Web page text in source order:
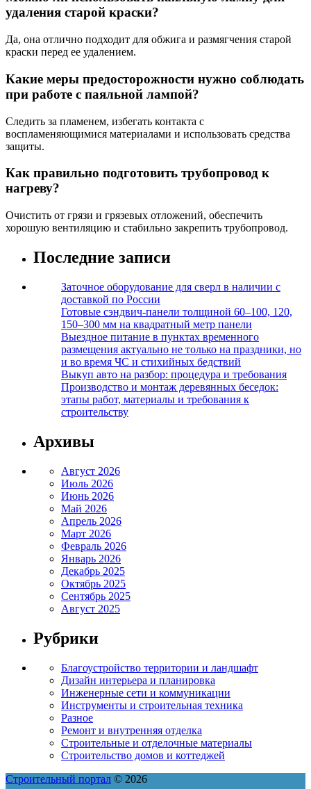
удаления старой краски?
Да, она отлично подходит для обжига и размягчения старой
краски перед ее удалением.
Какие меры предосторожности нужно соблюдать
при работе с паяльной лампой?
Следить за пламенем, избегать контакта с
воспламеняющимися материалами и использовать средства
защиты.
Как правильно подготовить трубопровод к
нагреву?
Очистить от грязи и грязевых отложений, обеспечить
хорошую вентиляцию и стабильно закрепить трубопровод.
Последние записи
Заточное оборудование для сверл в наличии с
доставкой по России
Готовые сэндвич-панели толщиной 60–100, 120,
150–300 мм на квадратный метр панели
Выездное питание в пунктах временного
размещения актуально не только на праздники, но
и во время ЧС и стихийных бедствий
Выкуп авто на разбор: процедура и требования
Производство и монтаж деревянных беседок:
этапы работ, материалы и требования к
строительству
Архивы
Август 2026
Июль 2026
Июнь 2026
Май 2026
Апрель 2026
Март 2026
Февраль 2026
Январь 2026
Декабрь 2025
Октябрь 2025
Сентябрь 2025
Август 2025
Рубрики
Благоустройство территории и ландшафт
Дизайн интерьера и планировка
Инженерные сети и коммуникации
Инструменты и строительная техника
Разное
Ремонт и внутренняя отделка
Строительные и отделочные материалы
Строительство домов и коттеджей
Строительный портал © 2026